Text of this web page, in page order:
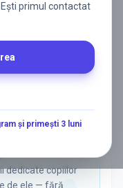
primul contactat
și primești 3 luni
care
dedicate copiilor
de ele — fără